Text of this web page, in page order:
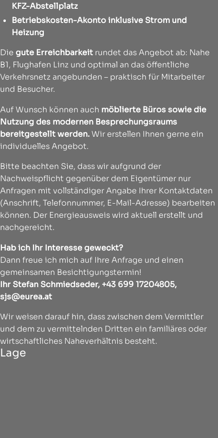
KFZ-Abstellplatz
Betriebskosten-Akonto inklusive Strom und
Heizung
Die gute Erreichbarkeit rundet das Angebot ab: Nahe
B1, Flughafen Linz und optimal an das öffentliche
Verkehrsnetz angebunden – praktisch für Mitarbeiter
und Besucher.
Auf Wunsch können auch möblierte Büros sowie die
Nutzung des modernen Besprechungsraums
bereitgestellt werden.Wir erstellen Ihnen gerne ein
individuelles Angebot.
Bitte beachten Sie, dass wir aufgrund der
Nachweispflicht gegenüber dem Eigentümer nur
Anfragen mit vollständiger Angabe Ihrer Kontaktdaten
(Anschrift, Telefonnummer, E-Mail-Adresse) bearbeiten
können. Der Energieausweis wird aktuell erstellt und
nachgereicht.
Hab ich Ihr Interesse geweckt?
Dann freue ich mich auf Ihre Anfrage und einen
gemeinsamen Besichtigungstermin!
Ihr Stefan Schmiedseder, +43 699 17204805,
sjs@eurea.at
Wir weisen darauf hin, dass zwischen dem Vermittler
und dem zu vermittelnden Dritten ein familiäres oder
wirtschaftliches Naheverhältnis besteht.
Lage